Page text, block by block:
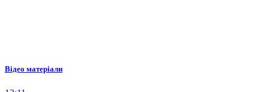
Відео матеріали